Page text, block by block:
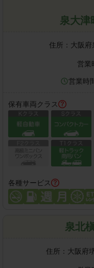
泉大津
住所： 大阪府
営業
営業時
保有車両クラス
各種サービス
泉北
住所： 大阪府